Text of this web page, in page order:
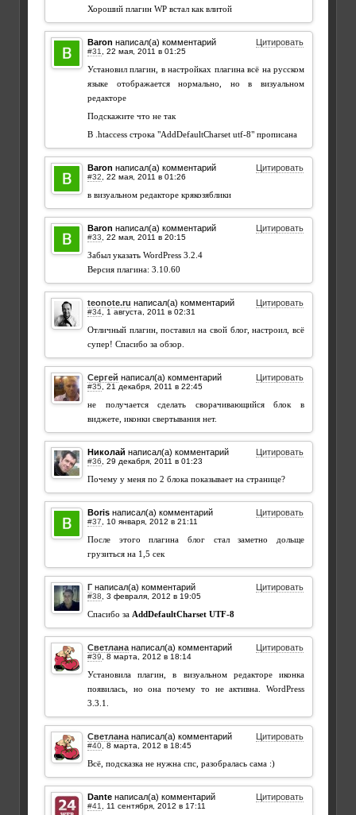
Хороший плагин WP встал как влитой
Baron написал(а) комментарий Цитировать
#31
Установил плагин, в настройках плагина всё на русском
языке отображается нормально, но в визуальном
редакторе
Подскажите что не так
В .htaccess строка "AddDefaultCharset utf-8" прописана
Baron написал(а) комментарий Цитировать
#32
в визуальном редакторе крякозяблики
Baron написал(а) комментарий Цитировать
#33
Забыл указать WordPress 3.2.4
Версия плагина: 3.10.60
teonote.ru написал(а) комментарий Цитировать
#34
Отличный плагин, поставил на свой блог, настроил, всё
супер! Спасибо за обзор.
Сергей написал(а) комментарий Цитировать
#35
не получается сделать сворачивающийся блок в
виджете, иконки свертывания нет.
Николай написал(а) комментарий Цитировать
#36
Почему у меня по 2 блока показывает на странице?
Boris написал(а) комментарий Цитировать
#37
После этого плагина блог стал заметно дольще
грузиться на 1,5 сек
Г написал(а) комментарий Цитировать
#38
Спасибо за AddDefaultCharset UTF-8
Светлана написал(а) комментарий Цитировать
#39
Установила плагин, в визуальном редакторе иконка
появилась, но она почему то не активна. WordPress
3.3.1.
Светлана написал(а) комментарий Цитировать
#40
Всё, подсказка не нужна спс, разобралась сама :)
Dante написал(а) комментарий Цитировать
#41